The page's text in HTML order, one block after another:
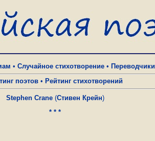
• Случайное стихотворение• Переводчики
поэтов • Рейтинг стихотворений
Stephen Crane(Стивен Крейн)
* * *